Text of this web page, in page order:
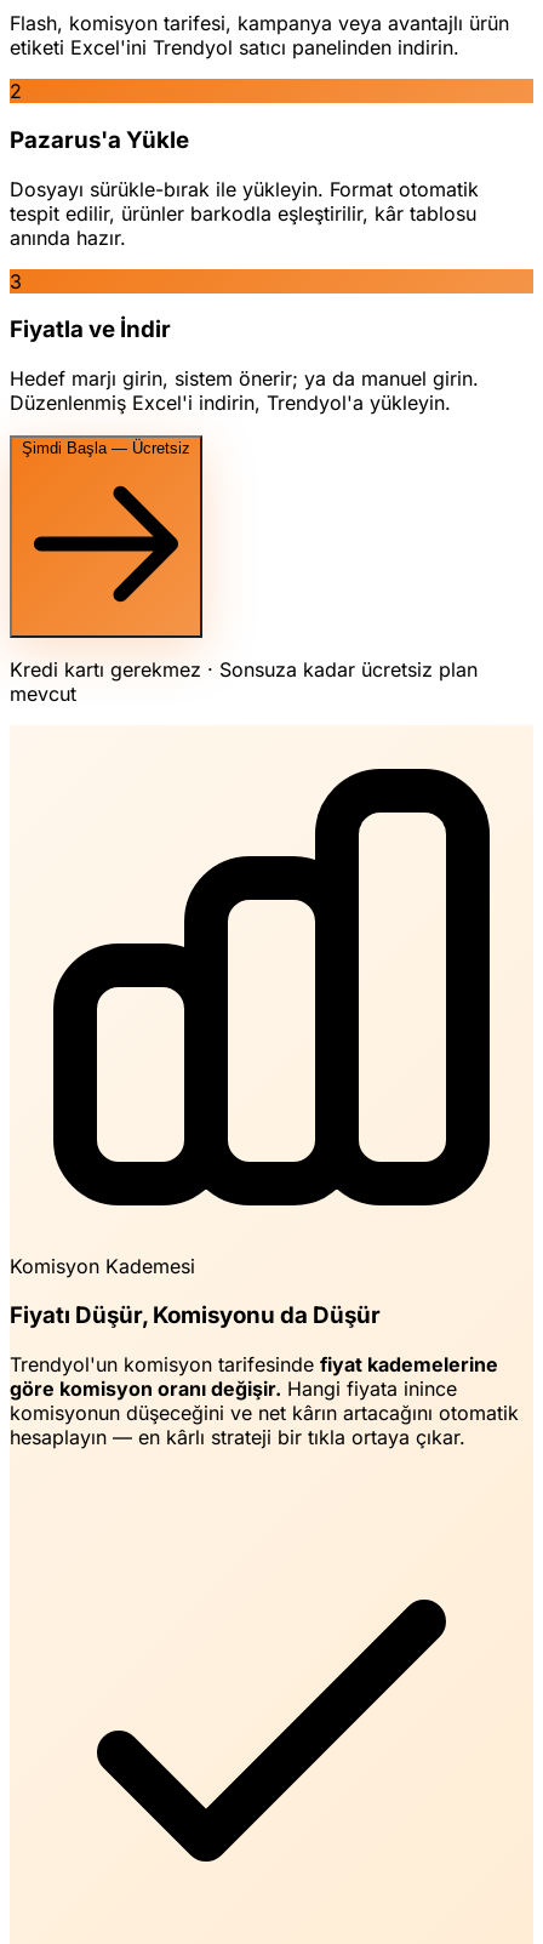
Flash, komisyon tarifesi, kampanya veya avantajlı ürün
etiketi Excel'ini Trendyol satıcı panelinden indirin.
2
Pazarus'a Yükle
Dosyayı sürükle-bırak ile yükleyin. Format otomatik
tespit edilir, ürünler barkodla eşleştirilir, kâr tablosu
anında hazır.
3
Fiyatla ve İndir
Hedef marjı girin, sistem önerir; ya da manuel girin.
Düzenlenmiş Excel'i indirin, Trendyol'a yükleyin.
Şimdi Başla — Ücretsiz
Kredi kartı gerekmez · Sonsuza kadar ücretsiz plan
mevcut
Komisyon Kademesi
Fiyatı Düşür, Komisyonu da Düşür
Trendyol'un komisyon tarifesinde fiyat kademelerine
göre komisyon oranı değişir. Hangi fiyata inince
komisyonun düşeceğini ve net kârın artacağını otomatik
hesaplayın — en kârlı strateji bir tıkla ortaya çıkar.